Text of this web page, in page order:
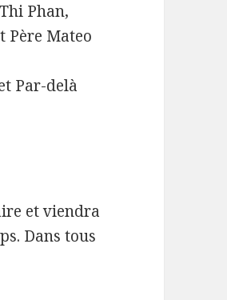
Phan,
Père Mateo
Par-delà
et viendra
Dans tous